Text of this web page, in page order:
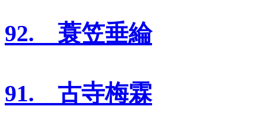
92. 蓑笠垂綸
91. 古寺梅霖